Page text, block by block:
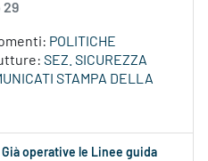
29
POLITICHE
SEZ. SICUREZZA
STAMPA DELLA
operative le Linee guida